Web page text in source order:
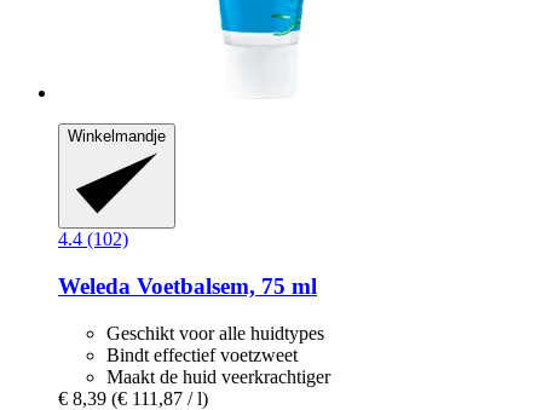
Winkelmandje
4.4 (102)
Weleda Voetbalsem, 75 ml
Geschikt voor alle huidtypes
Bindt effectief voetzweet
Maakt de huid veerkrachtiger
€ 8,39 (€ 111,87 / l)